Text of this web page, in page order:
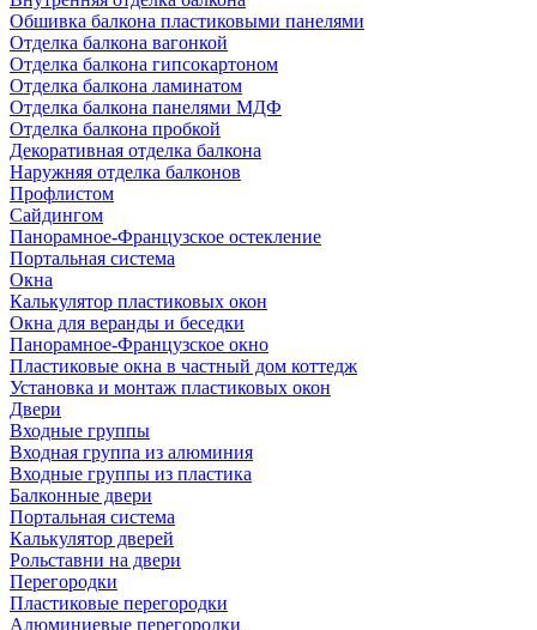
Обшивка балкона пластиковыми панелями
Отделка балкона вагонкой
Отделка балкона гипсокартоном
Отделка балкона ламинатом
Отделка балкона панелями МДФ
Отделка балкона пробкой
Декоративная отделка балкона
Наружняя отделка балконов
Профлистом
Сайдингом
Панорамное-Французское остекление
Портальная система
Окна
Калькулятор пластиковых окон
Окна для веранды и беседки
Панорамное-Французское окно
Пластиковые окна в частный дом коттедж
Установка и монтаж пластиковых окон
Двери
Входные группы
Входная группа из алюминия
Входные группы из пластика
Балконные двери
Портальная система
Калькулятор дверей
Рольставни на двери
Перегородки
Пластиковые перегородки
Алюминиевые перегородки